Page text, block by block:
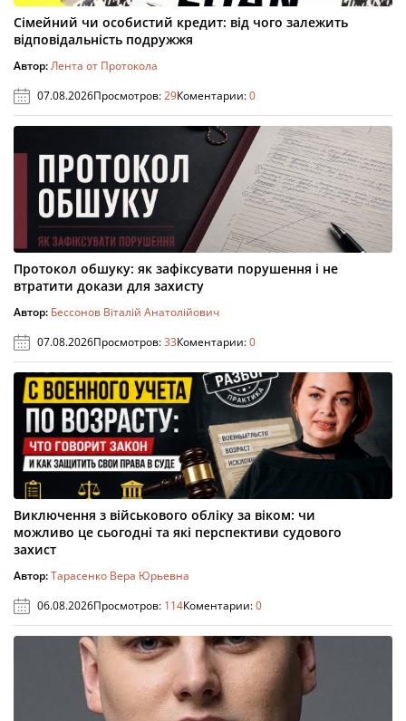
Сімейний чи особистий кредит: від чого залежить
відповідальність подружжя
Автор:Лента от Протокола
07.08.2026Просмотров:29Коментарии:0
Протокол обшуку: як зафіксувати порушення і не
втратити докази для захисту
Автор: Бессонов Віталій Анатолійович
07.08.2026Просмотров:33Коментарии:0
Виключення з військового обліку за віком: чи
можливо це сьогодні та які перспективи судового
захист
Автор:Тарасенко Вера Юрьевна
06.08.2026Просмотров: 114Коментарии:0